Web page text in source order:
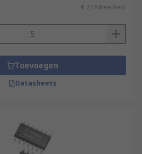
€ 2,184/eenheid
Toevoegen
Datasheets